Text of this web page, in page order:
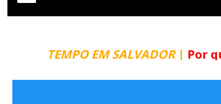
TEMPO EM SALVADOR|Por que